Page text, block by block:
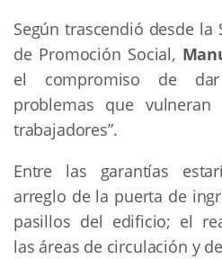
Según trascendió desde la
de Promoción Social,
el compromiso de
problemas que
trabajadores”.
Entre las garantías
arreglo de la puerta de
pasillos del edificio; el
las áreas de circulación y